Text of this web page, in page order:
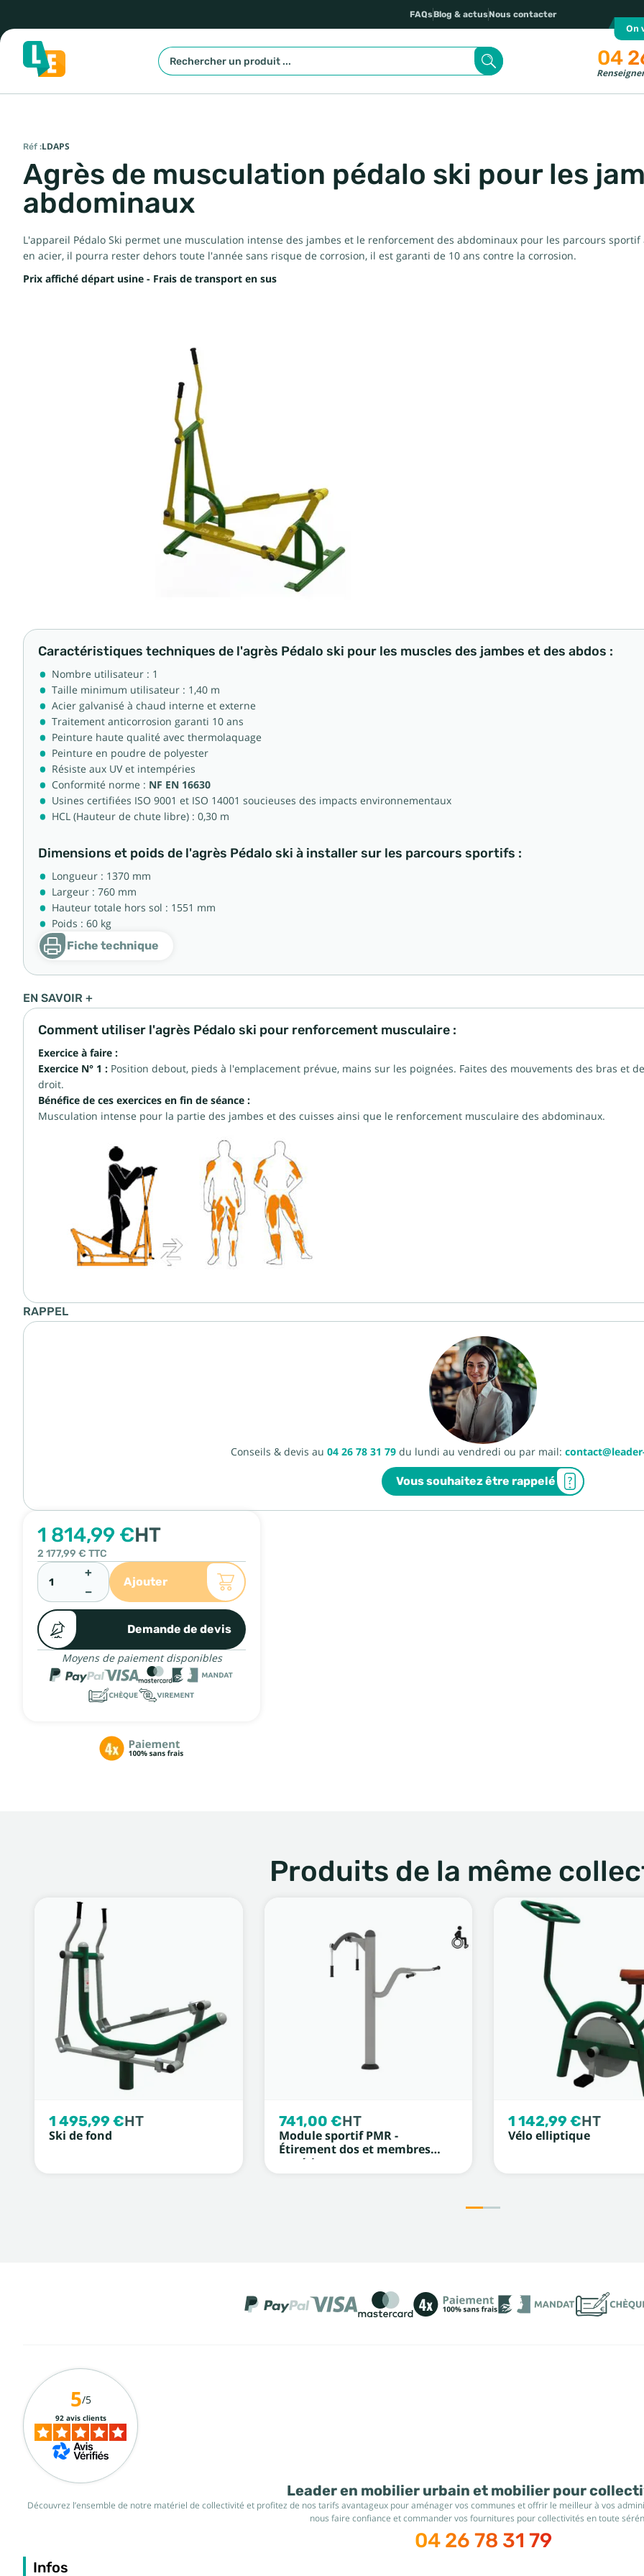
FAQsBlog & actusNous contacter
On
04
1 814,99 €HT
2 177,99 € TTC
+
−
Ajouter
Demande de devis
Moyens de paiement disponibles
Réf :LDAPS
Agrès de musculation pédalo ski pour les
abdominaux
L'appareil Pédalo Ski permet une musculation intense des jambes et le renforcement des abdominaux pour les parcours
en acier, il pourra rester dehors toute l'année sans risque de corrosion, il est garanti de 10 ans contre la corrosion.
Prix affiché départ usine - Frais de transport en sus
Caractéristiques techniques de l'agrès Pédalo ski pour les muscles des jambes et des abdos :
Nombre utilisateur : 1
Taille minimum utilisateur : 1,40 m
Acier galvanisé à chaud interne et externe
Traitement anticorrosion garanti 10 ans
Peinture haute qualité avec thermolaquage
Peinture en poudre de polyester
Résiste aux UV et intempéries
Conformité norme : NF EN 16630
Usines certifiées ISO 9001 et ISO 14001 soucieuses des impacts environnementaux
HCL (Hauteur de chute libre) : 0,30 m
Dimensions et poids de l'agrès Pédalo ski à installer sur les parcours sportifs :
Longueur : 1370 mm
Largeur : 760 mm
Hauteur totale hors sol : 1551 mm
Poids : 60 kg
Fiche technique
EN SAVOIR +
Comment utiliser l'agrès Pédalo ski pour renforcement musculaire :
Exercice à faire :
Exercice N° 1 : Position debout, pieds à l'emplacement prévue, mains sur les poignées. Faites des mouvements des bras et
droit.
Bénéfice de ces exercices en fin de séance :
Musculation intense pour la partie des jambes et des cuisses ainsi que le renforcement musculaire des abdominaux.
RAPPEL
Conseils & devis au 04 26 78 31 79du lundi au vendredi ou par mail:
Vous souhaitez être rappelé
Produits de la même
1 495,99 €HT
Ski de fond
741,00 €HT
Module sportif PMR -
Étirement dos et membres
supérieurs
1 142,99 €HT
Vélo elliptique
Leader en mobilier urbain et mobilier pour
Découvrez l’ensemble de notre matériel de collectivité et profitez de nos tarifs avantageux pour aménager vos communes et offrir le meilleur à vos
nous faire confiance et commander vos fournitures pour collectivités en toute
04 26 78 31 79
Infos
5/5
92 avis clients